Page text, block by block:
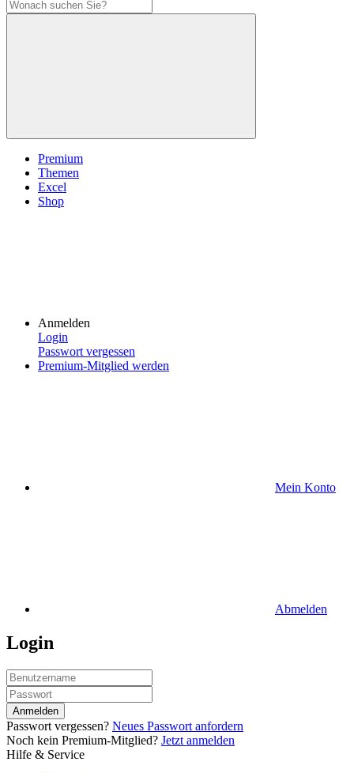
Premium
Themen
Excel
Shop
Anmelden
Login
Passwort vergessen
Premium-Mitglied werden
Mein Konto
Abmelden
Login
Anmelden
Passwort vergessen? Neues Passwort anfordern
Noch kein Premium-Mitglied? Jetzt anmelden
Hilfe & Service